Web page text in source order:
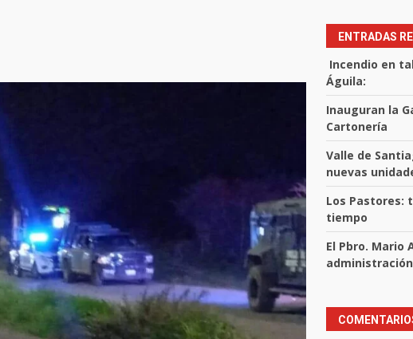
ENTRADAS
Incendio en
Águila:
Inauguran la
Cartonería
Valle de
nuevas
Los Pastores:
tiempo
El Pbro. Mario